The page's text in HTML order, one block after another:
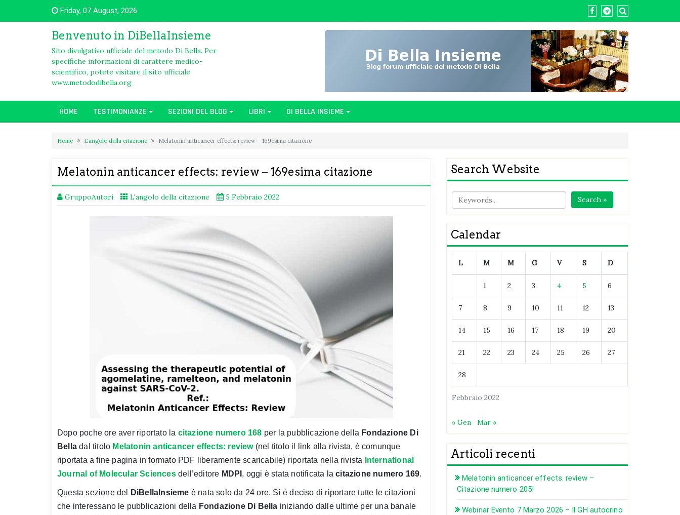
Friday, 07 August, 2026
Benvenuto in DiBellaInsieme
Sito divulgativo ufficiale del metodo Di Bella. Per
specifiche informazioni di carattere medico-
scientifico, potete visitare il sito ufficiale
www.metododibella.org
HOME TESTIMONIANZE SEZIONI DEL BLOG LIBRI DI BELLA INSIEME
Home L'angolo della citazione Melatonin anticancer effects: review – 169esima citazione
Melatonin anticancer effects: review – 169esima citazione
GruppoAutori L'angolo della citazione 5 Febbraio 2022
Dopo poche ore aver riportato la citazione numero 168 per la pubblicazione della Fondazione Di
Bella dal titolo Melatonin anticancer effects: review(nel titolo il link alla rivista, è comunque
riportata a fine pagina in formato PDF liberamente scaricabile) riportata nella rivista
International
Journal of Molecular Sciencesdell’editore MDPI , oggi è stata notificata lacitazione numero 169.
Questa sezione del DiBellaInsieme è nata solo da 24 ore. Si è deciso di riportare tutte le citazioni
che interessano le pubblicazioni della Fondazione Di Bella iniziando dalle ultime per una banale
Search Website
Search »
Calendar
Febbraio 2022
L M M G V S D
1 2 3 4 5 6
7 8 9 10 11 12 13
14 15 16 17 18 19 20
21 22 23 24 25 26 27
28
« Gen Mar »
Articoli recenti
Melatonin anticancer effects: review –
Citazione numero 205!
Webinar Evento 7 Marzo 2026 – Il GH autocrino